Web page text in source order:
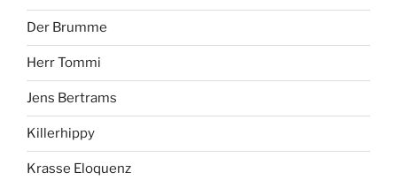
Der Brumme
Herr Tommi
Jens Bertrams
Killerhippy
Krasse Eloquenz